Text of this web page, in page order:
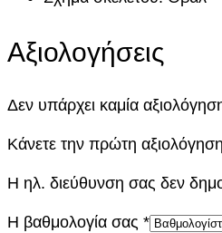
Αξιολογήσεις
Δεν υπάρχει καμία
Κάνετε την πρώτη
Η ηλ. διεύθυνση σας δεν
Η βαθμολογία σας *